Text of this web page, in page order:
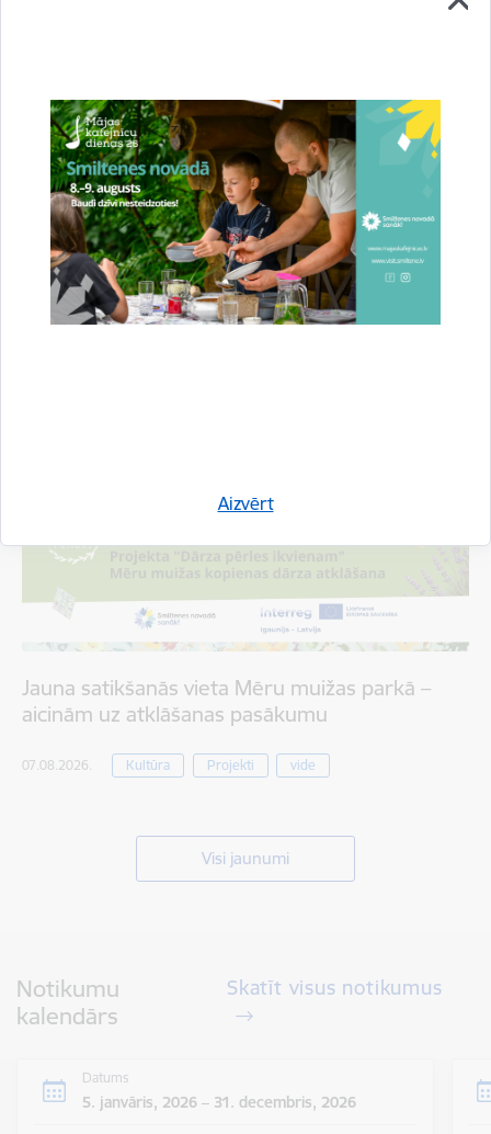
Aizvērt
Stājies spēkā jaunais novada teritorijas
plānojums – Smiltene ieguvusi jaunas pilsētas
robežas
Jauna satikšanās vieta Mēru muižas parkā –
aicinām uz atklāšanas pasākumu
07.08.2026. Kultūra Projekti vide
Visi jaunumi
Notikumu
kalendārs
Skatīt visus notikumus
Datums
5. janvāris, 2026 – 31. decembris, 2026